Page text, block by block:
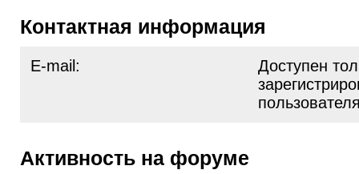
Контактная информация
E-mail:
Доступен
Активность на форуме